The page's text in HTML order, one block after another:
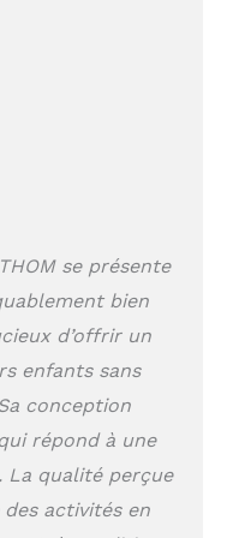
motricité et
Les
Aire de
les familles
unique
qui le rend
adaptée
et Bois
en
garantissent
CE et sa
il est
inodore.
se présente
bien
d’offrir un
enfants sans
conception
répond à une
La qualité perçue
activités en